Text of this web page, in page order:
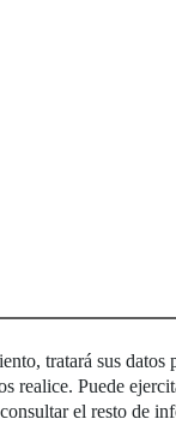
tratará sus
realice. Puede
el resto de